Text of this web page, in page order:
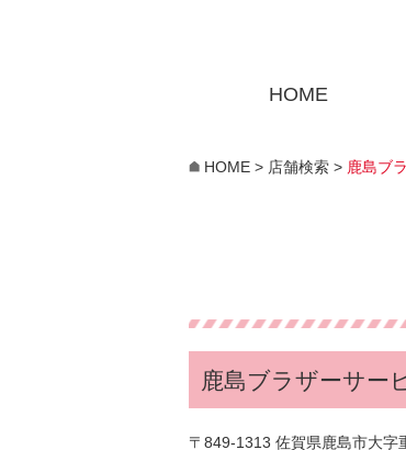
HOME
HOME > 店舗検索 > 鹿島ブ
鹿島ブラザーサー
〒849-1313 佐賀県鹿島市大字